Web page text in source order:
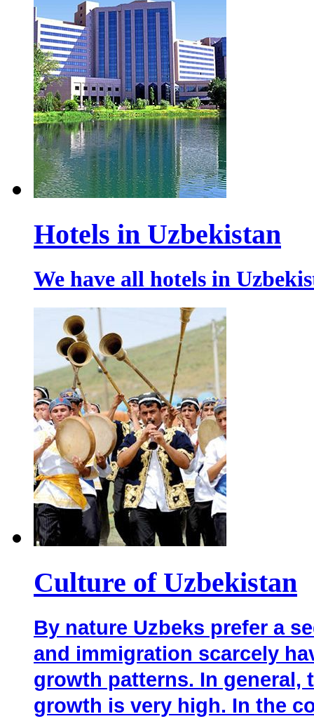
Hotels in Uzbekistan
We have all hotels in
Culture of Uzbekistan
By nature Uzbeks prefer a
and immigration scarcely
growth patterns. In
growth is very high. In the